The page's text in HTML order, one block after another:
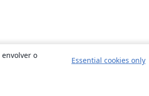
o
Essential cookies only